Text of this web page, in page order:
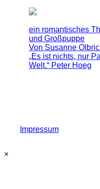
ein romantisches
und Großpuppe
Von Susanne
„Es ist nichts, nur
Welt.“ Peter Hoeg
Impressum
×